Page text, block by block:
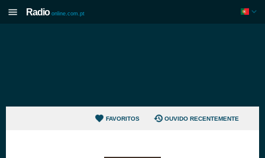
Radio online.com.pt
FAVORITOS OUVIDO RECENTEMENTE